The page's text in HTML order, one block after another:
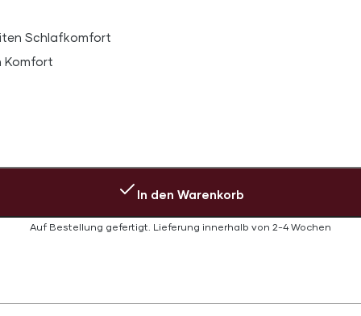
Schlafkomfort
Komfort
In den Warenkorb
Auf Bestellung gefertigt. Lieferung innerhalb von 2-4 Wochen